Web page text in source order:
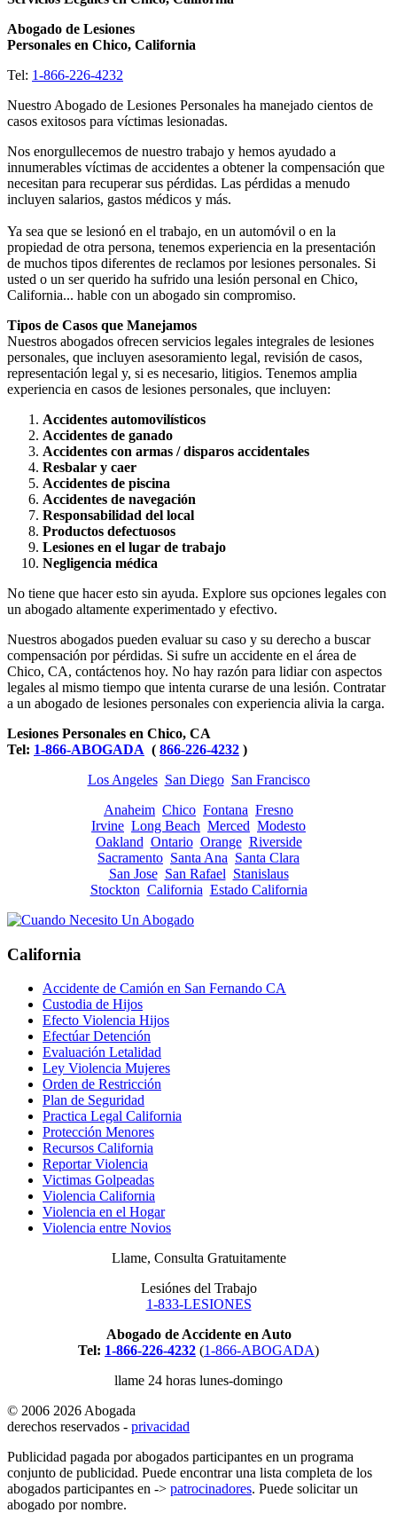
Abogado de Lesiones
Personales en Chico, California
Tel: 1-866-226-4232
Nuestro Abogado de Lesiones Personales ha manejado cientos de
casos exitosos para víctimas lesionadas.
Nos enorgullecemos de nuestro trabajo y hemos ayudado a
innumerables víctimas de accidentes a obtener la compensación que
necesitan para recuperar sus pérdidas. Las pérdidas a menudo
incluyen salarios, gastos médicos y más.
Ya sea que se lesionó en el trabajo, en un automóvil o en la
propiedad de otra persona, tenemos experiencia en la presentación
de muchos tipos diferentes de reclamos por lesiones personales. Si
usted o un ser querido ha sufrido una lesión personal en Chico,
California... hable con un abogado sin compromiso.
Tipos de Casos que Manejamos
Nuestros abogados ofrecen servicios legales integrales de lesiones
personales, que incluyen asesoramiento legal, revisión de casos,
representación legal y, si es necesario, litigios. Tenemos amplia
experiencia en casos de lesiones personales, que incluyen:
Accidentes automovilísticos
Accidentes de ganado
Accidentes con armas / disparos accidentales
Resbalar y caer
Accidentes de piscina
Accidentes de navegación
Responsabilidad del local
Productos defectuosos
Lesiones en el lugar de trabajo
Negligencia médica
No tiene que hacer esto sin ayuda. Explore sus opciones legales con
un abogado altamente experimentado y efectivo.
Nuestros abogados pueden evaluar su caso y su derecho a buscar
compensación por pérdidas. Si sufre un accidente en el área de
Chico, CA, contáctenos hoy. No hay razón para lidiar con aspectos
legales al mismo tiempo que intenta curarse de una lesión. Contratar
a un abogado de lesiones personales con experiencia alivia la carga.
Lesiones Personales en Chico, CA
Tel: 1-866-ABOGADA ( 866-226-4232 )
Los Angeles San Diego San Francisco
Anaheim Chico Fontana Fresno
Irvine Long Beach Merced Modesto
Oakland Ontario Orange Riverside
Sacramento Santa Ana Santa Clara
San Jose San Rafael Stanislaus
Stockton California Estado California
California
Accidente de Camión en San Fernando CA
Custodia de Hijos
Efecto Violencia Hijos
Efectúar Detención
Evaluación Letalidad
Ley Violencia Mujeres
Orden de Restricción
Plan de Seguridad
Practica Legal California
Protección Menores
Recursos California
Reportar Violencia
Victimas Golpeadas
Violencia California
Violencia en el Hogar
Violencia entre Novios
Llame, Consulta Gratuitamente
Lesiónes del Trabajo
1-833-LESIONES
Abogado de Accidente en Auto
Tel: 1-866-226-4232 (1-866-ABOGADA)
llame 24 horas lunes-domingo
© 2006 2026 Abogada
derechos reservados - privacidad
Publicidad pagada por abogados participantes en un programa
conjunto de publicidad. Puede encontrar una lista completa de los
abogados participantes en -> patrocinadores. Puede solicitar un
abogado por nombre.